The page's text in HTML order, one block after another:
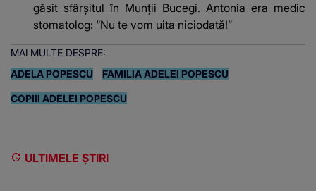
găsit sfârșitul în Munții Bucegi. Antonia era medic
stomatolog: “Nu te vom uita niciodată!”
MAI MULTE DESPRE:
ADELA POPESCU
FAMILIA ADELEI POPESCU
COPIII ADELEI POPESCU
ULTIMELE ȘTIRI